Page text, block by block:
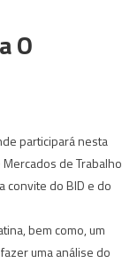
O
participará nesta
de Trabalho
convite do BID e do
bem como, um
uma análise do